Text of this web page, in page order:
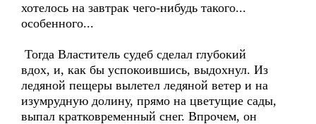
хотелось на завтрак чего-нибудь такого...
особенного...
Тогда Властитель судеб сделал глубокий
вдох, и, как бы успокоившись, выдохнул. Из
ледяной пещеры вылетел ледяной ветер и на
изумрудную долину, прямо на цветущие сады,
выпал кратковременный снег. Впрочем, он